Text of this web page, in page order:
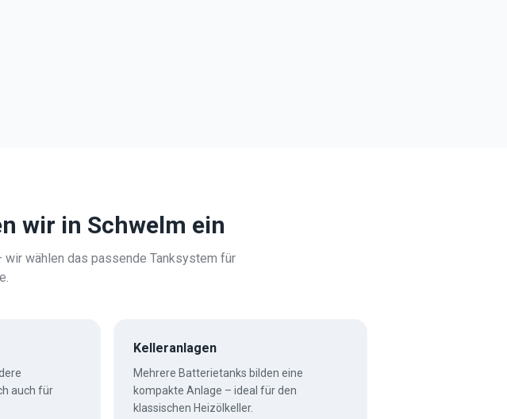
wir in Schwelm ein
wählen das passende Tanksystem für
auch für
Kelleranlagen
Mehrere Batterietanks bilden eine
kompakte Anlage – ideal für den
klassischen Heizölkeller.